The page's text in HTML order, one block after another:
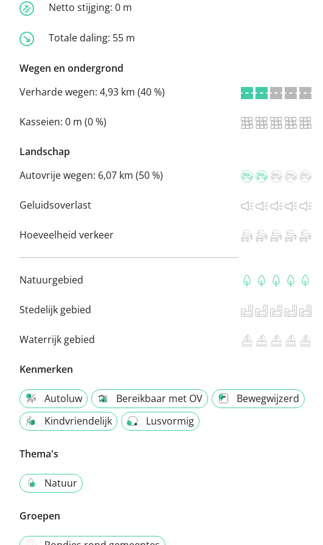
Netto stijging: 0 m
Totale daling: 55 m
Wegen en ondergrond
Verharde wegen: 4,93 km (40 %)
Kasseien: 0 m (0 %)
Landschap
Autovrije wegen: 6,07 km (50 %)
Geluidsoverlast
Hoeveelheid verkeer
Natuurgebied
Stedelijk gebied
Waterrijk gebied
Kenmerken
Autoluw Bereikbaar met OV
Bewegwijzerd
Kindvriendelijk
Lusvormig
Thema's
Natuur
Groepen